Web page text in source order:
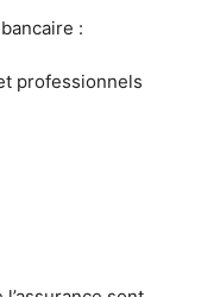
:
professionnels